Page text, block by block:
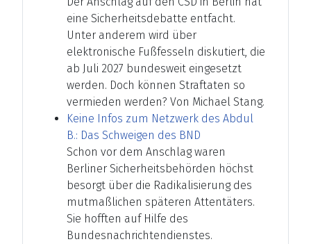
eine Sicherheitsdebatte entfacht.
Unter anderem wird über
elektronische Fußfesseln diskutiert, die
ab Juli 2027 bundesweit eingesetzt
werden. Doch können Straftaten so
vermieden werden? Von Michael Stang.
Keine Infos zum Netzwerk des Abdul
B.: Das Schweigen des BND
Schon vor dem Anschlag waren
Berliner Sicherheitsbehörden höchst
besorgt über die Radikalisierung des
mutmaßlichen späteren Attentäters.
Sie hofften auf Hilfe des
Bundesnachrichtendienstes.